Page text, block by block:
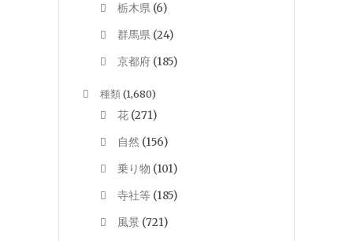
栃木県 (6)
群馬県 (24)
京都府 (185)
種類(1,680)
花 (271)
自然 (156)
乗り物 (101)
寺社等 (185)
風景 (721)